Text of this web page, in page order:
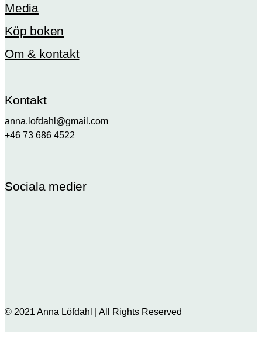
Media
Köp boken
Om & kontakt
Kontakt
anna.lofdahl@gmail.com
+46 73 686 4522
Sociala medier
© 2021 Anna Löfdahl | All Rights Reserved